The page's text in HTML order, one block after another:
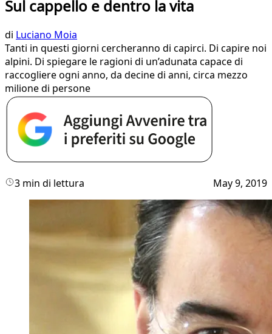
Sul cappello e dentro la vita
di Luciano Moia
Tanti in questi giorni cercheranno di capirci. Di capire noi
alpini. Di spiegare le ragioni di un’adunata capace di
raccogliere ogni anno, da decine di anni, circa mezzo
milione di persone
3 min di lettura May 9, 2019